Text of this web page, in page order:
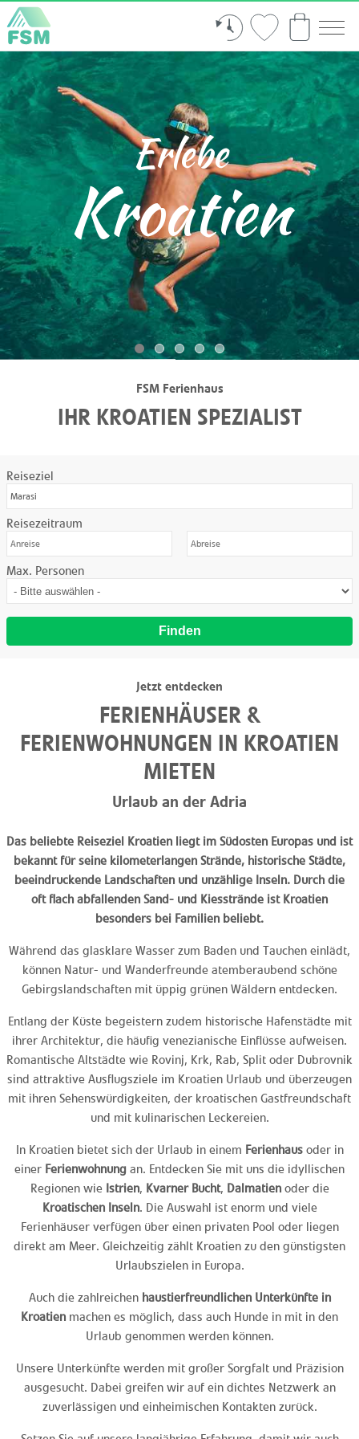
Erlebe
Kroatien
FSM Ferienhaus
IHR KROATIEN SPEZIALIST
Reiseziel
Reisezeitraum
Max. Personen
Finden
Jetzt entdecken
FERIENHÄUSER &
FERIENWOHNUNGEN IN KROATIEN
MIETEN
Urlaub an der Adria
Das beliebte Reiseziel Kroatien liegt im Südosten Europas und ist
bekannt für seine kilometerlangen Strände, historische Städte,
beeindruckende Landschaften und unzählige Inseln. Durch die
oft flach abfallenden Sand- und Kiesstrände ist Kroatien
besonders bei Familien beliebt.
Während das glasklare Wasser zum Baden und Tauchen einlädt,
können Natur- und Wanderfreunde atemberaubend schöne
Gebirgslandschaften mit üppig grünen Wäldern entdecken.
Entlang der Küste begeistern zudem historische Hafenstädte mit
ihrer Architektur, die häufig venezianische Einflüsse aufweisen.
Romantische Altstädte wie Rovinj, Krk, Rab, Split oder Dubrovnik
sind attraktive Ausflugsziele im Kroatien Urlaub und überzeugen
mit ihren Sehenswürdigkeiten, der kroatischen Gastfreundschaft
und mit kulinarischen Leckereien.
In Kroatien bietet sich der Urlaub in einem Ferienhausoder in
einer Ferienwohnung an. Entdecken Sie mit uns die idyllischen
Regionen wie Istrien, Kvarner Bucht, Dalmatienoder die
Kroatischen Inseln. Die Auswahl ist enorm und viele
Ferienhäuser verfügen über einen privaten Pool oder liegen
direkt am Meer. Gleichzeitig zählt Kroatien zu den günstigsten
Urlaubszielen in Europa.
Auch die zahlreichen haustierfreundlichen Unterkünfte in
Kroatien machen es möglich, dass auch Hunde in mit in den
Urlaub genommen werden können.
Unsere Unterkünfte werden mit großer Sorgfalt und Präzision
ausgesucht. Dabei greifen wir auf ein dichtes Netzwerk an
zuverlässigen und einheimischen Kontakten zurück.